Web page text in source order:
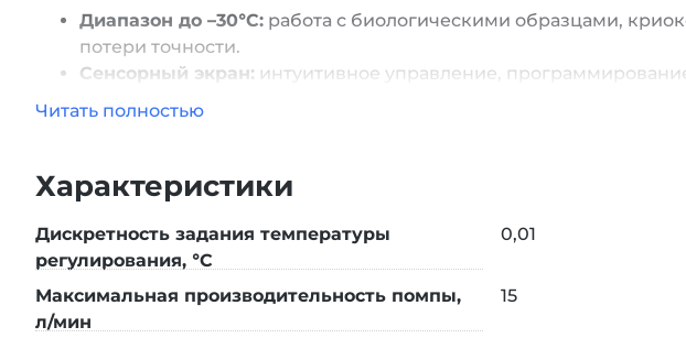
Диапазон до –30°C: работа с биологическими образцами,
потери точности.
Сенсорный экран: интуитивное управление,
Защита IP44:безопасная эксплуатация во влажных
Области применения:
Научно-исследовательские лаборатории (физика, химия,
Фармацевтический контроль качества, валидация процессов
Калибровка и поверка термометров, термопар, датчиков
Читать полностью
Характеристики
Дискретность задания температуры
регулирования, °C
0,01
Максимальная производительность помпы,
л/мин
15